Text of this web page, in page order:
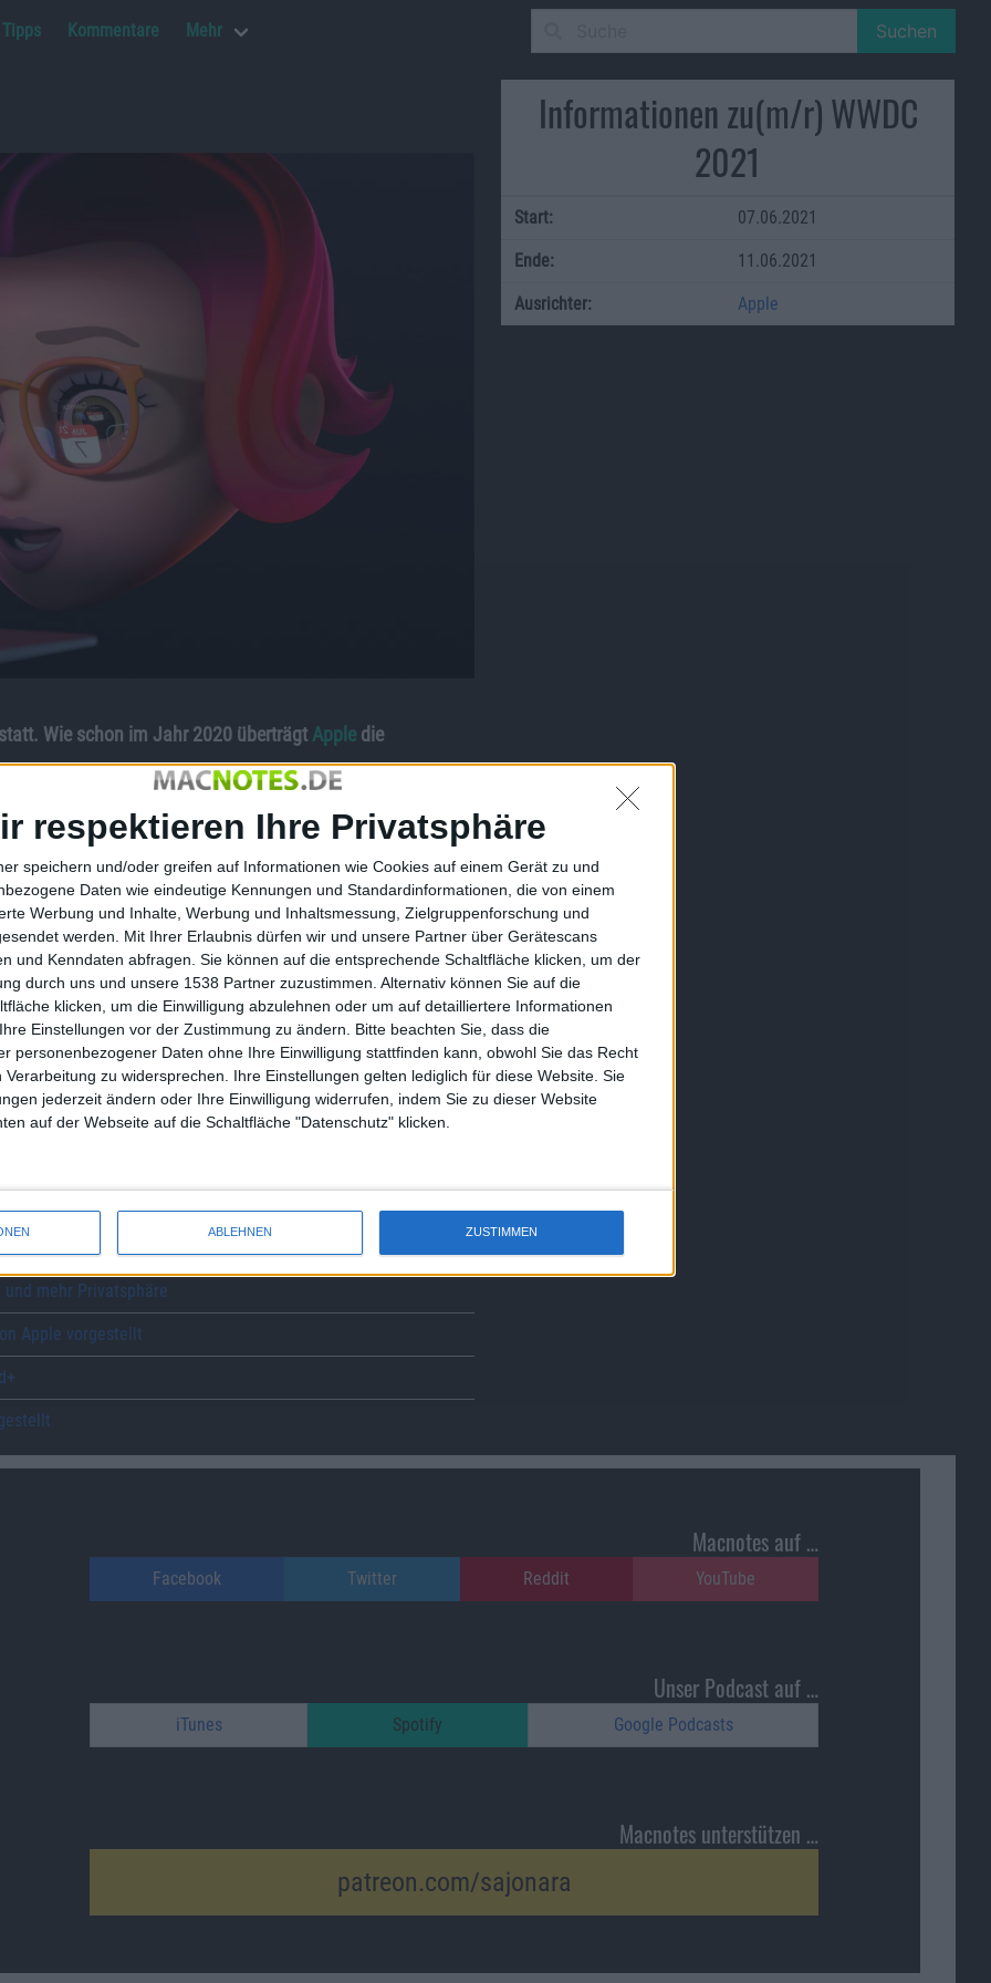
respektieren Ihre Privatsphäre
speichern und/oder greifen auf Informationen wie Cookies auf einem Gerät zu und
Daten wie eindeutige Kennungen und Standardinformationen, die von einem
Werbung und Inhalte, Werbung und Inhaltsmessung, Zielgruppenforschung und
werden.
Mit Ihrer Erlaubnis dürfen wir und unsere Partner über Gerätescans
und Kenndaten abfragen. Sie können auf die entsprechende Schaltfläche klicken, um der
durch uns und unsere 1538 Partner zuzustimmen. Alternativ können Sie auf die
klicken, um die Einwilligung abzulehnen oder um auf detailliertere Informationen
Einstellungen vor der Zustimmung zu ändern.
Bitte beachten Sie, dass die
personenbezogener Daten ohne Ihre Einwilligung stattfinden kann, obwohl Sie das Recht
Verarbeitung zu widersprechen. Ihre Einstellungen gelten lediglich für diese Website. Sie
jederzeit ändern oder Ihre Einwilligung widerrufen, indem Sie zu dieser Website
auf der Webseite auf die Schaltfläche "Datenschutz" klicken.
ABLEHNEN ZUSTIMMEN
Tipps Kommentare Mehr Suchen
Wie schon im Jahr 2020 überträgt Apple die
IFA 2010
veräppelt alle
nicht überall
besser
und mehr Privatsphäre
Apple vorgestellt
Informationen zu(m/r) WWDC
2021
Start: 07.06.2021
Ende: 11.06.2021
Ausrichter: Apple
Macnotes auf …
Facebook Twitter Reddit YouTube
Unser Podcast auf …
iTunes Spotify Google Podcasts
Macnotes unterstützen …
patreon.com/sajonara